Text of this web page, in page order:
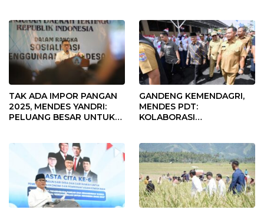
TAK ADA IMPOR PANGAN
2025, MENDES YANDRI:
PELUANG BESAR UNTUK
GANDENG KEMENDAGRI,
MENDES PDT:
KOLABORASI